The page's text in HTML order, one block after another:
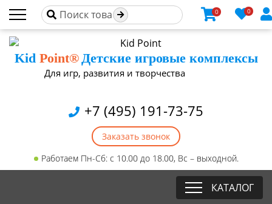
0 0
KidPoint®Детские игровые комплексы
Для игр, развития и творчества
+7 (495) 191-73-75
Заказать звонок
Работаем Пн-Сб: с 10.00 до 18.00, Вс – выходной.
КАТАЛОГ